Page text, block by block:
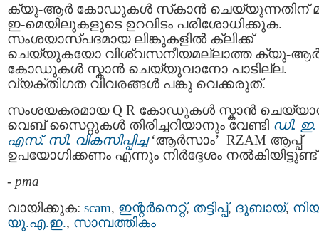
ക്യു-ആർ കോഡുകൾ സ്‌കാൻ ചെയ്യുന്നതിന്
ഇ-മെയിലുകളുടെ ഉറവിടം പരിശോധിക്കുക.
സംശയാസ്പദമായ ലിങ്കുകളിൽ ക്ലിക്ക്
ചെയ്യുകയോ വിശ്വസനീയമല്ലാത്ത ക്യു-
കോഡുകൾ സ്കാൻ ചെയ്യുവാനോ പാടില്ല.
വ്യക്തിഗത വിവരങ്ങൾ പങ്കു വെക്കരുത്.
സംശയകരമായ Q R കോഡുകൾ സ്കാൻ
വെബ് സൈറ്റുകൾ തിരിച്ചറിയാനും വേണ്ടി ഡി. ഇ.
എസ്. സി. വികസിപ്പിച്ച ‘ആർസാം’ RZAM ആപ്പ്
ഉപയോഗിക്കണം എന്നും നിർദ്ദേശം നൽകിയിട്ടുണ്ട്
- pma
വായിക്കുക: scam, ഇന്റര്‍നെറ്റ്‌, തട്ടിപ്പ്‌, ദുബായ്‌,
യു.എ.ഇ., സാമ്പത്തികം